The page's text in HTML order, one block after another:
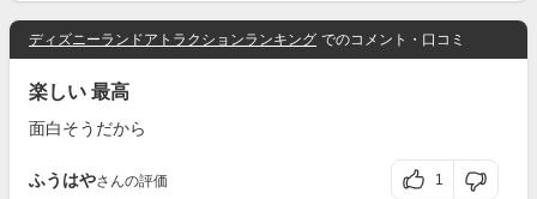
ディズニーランドアトラクションランキング でのコメント・口コミ
楽しい 最高
面白そうだから
ふうはやさんの評価 1